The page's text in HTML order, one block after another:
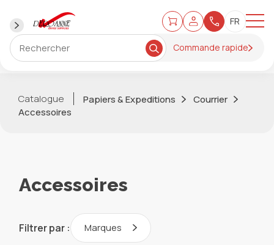
Commande rapide
Catalogue Papiers & Expeditions
Courrier
Accessoires
Accessoires
Filtrer par : Marques